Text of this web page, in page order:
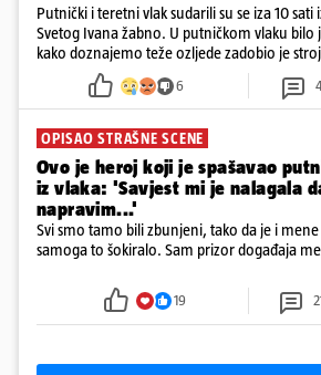
Putnički i teretni vlak sudarili su se iza 10 sati
Svetog Ivana žabno. U putničkom vlaku bilo
kako doznajemo teže ozljede zadobio je
vlaka. Zatvoren je promet, a fotoreporteri Prigorskog objavili su
prve snimke s mjesta sudara
6
OPISAO STRAŠNE SCENE
Ovo je heroj koji je spašavao
iz vlaka: 'Savjest mi je nalagala
napravim...'
Svi smo tamo bili zbunjeni, tako da je i mene
samoga to šokiralo. Sam prizor događaja me
19